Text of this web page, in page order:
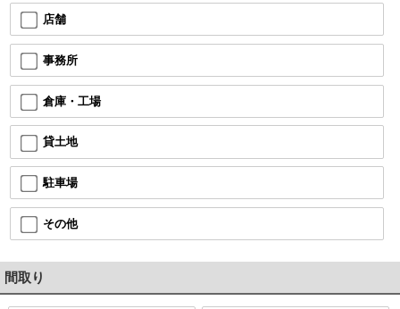
店舗
事務所
倉庫・工場
貸土地
駐車場
その他
間取り